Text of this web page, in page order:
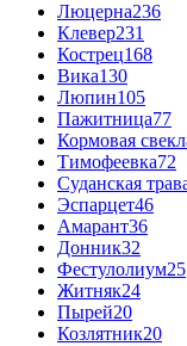
Люцерна236
Клевер231
Кострец168
Вика130
Люпин105
Пажитница77
Кормовая
Тимофеевка72
Суданская
Эспарцет46
Амарант36
Донник32
Фестулолиум25
Житняк24
Пырей20
Козлятник20